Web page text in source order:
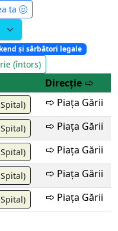
ta
și sărbători legale
(întors)
Direcție
Piața Gării
Piața Gării
Piața Gării
Piața Gării
Piața Gării